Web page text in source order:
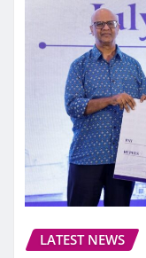
LATEST NEWS